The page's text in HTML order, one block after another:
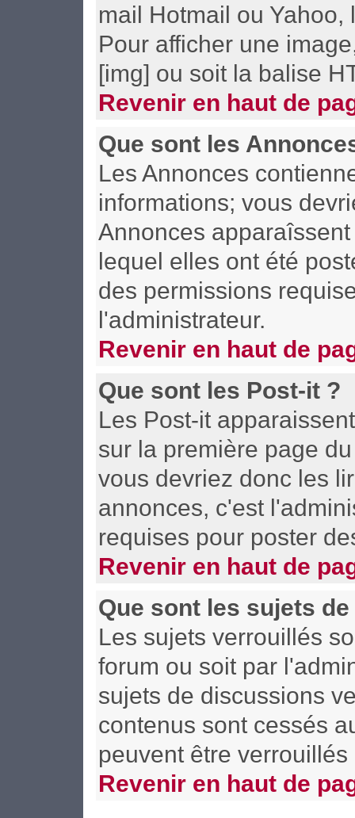
mail Hotmail ou
Pour afficher une
[img] ou soit la balise
Revenir en haut de
Que sont les
Les Annonces
informations; vous
Annonces
lequel elles ont été
des permissions
l'administrateur.
Revenir en haut de
Que sont les Post-it ?
Les Post-it
sur la première page
vous devriez donc les
annonces, c'est
requises pour poster
Revenir en haut de
Que sont les sujets
Les sujets verrouillés
forum ou soit par
sujets de discussions
contenus sont cessés
peuvent être
Revenir en haut de